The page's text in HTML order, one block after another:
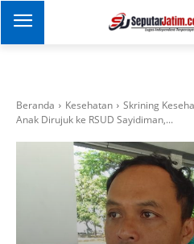
Beranda Kesehatan
Skrining
Anak Dirujuk ke RSUD Sayidiman,...